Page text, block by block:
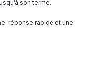
son terme.
réponse rapide et une